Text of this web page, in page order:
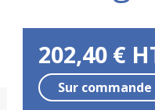
202,40 €
Sur commande